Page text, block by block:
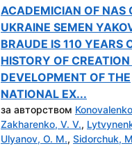
ACADEMICIAN OF NAS
UKRAINE SEMEN
BRAUDE IS 110 YEARS
HISTORY OF
DEVELOPMENT OF THE
NATIONAL EX...
за авторством
Zakharenko, V. V.,
Ulyanov, O. M., Sidorchuk,